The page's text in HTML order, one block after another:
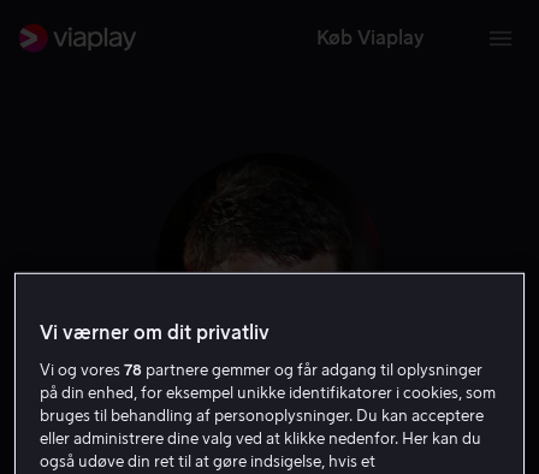
Køb Viaplay
Oleg Taktarov
Vi værner om dit privatliv
Vi og vores78 partnere gemmer og får adgang til oplysninger
på din enhed, for eksempel unikke identifikatorer i cookies, som
bruges til behandling af personoplysninger. Du kan acceptere
eller administrere dine valg ved at klikke nedenfor. Her kan du
også udøve din ret til at gøre indsigelse, hvis et